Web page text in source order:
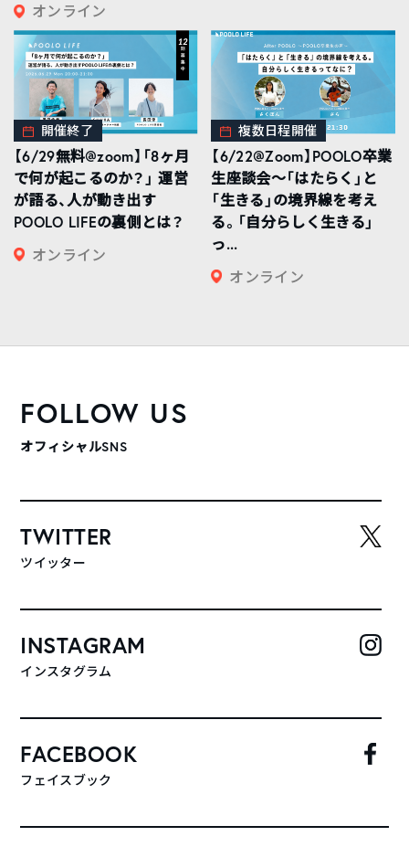
オンライン
開催終了
【6/29無料@zoom】「8ヶ月
で何が起こるのか？」 運営
が語る、人が動き出す
POOLO LIFEの裏側とは？
オンライン
複数日程開催
【6/22@Zoom】POOLO卒業
生座談会〜「はたらく」と
「生きる」の境界線を考え
る。「自分らしく生きる」
っ...
オンライン
FOLLOW US
オフィシャルSNS
TWITTER
ツイッター
INSTAGRAM
インスタグラム
FACEBOOK
フェイスブック